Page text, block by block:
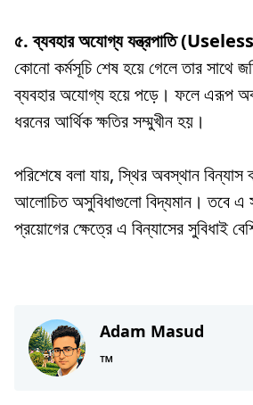
৫. ব্যবহার অযোগ্য যন্ত্রপাতি
কোনো কর্মসূচি শেষ হয়ে গেলে তার সাথে
ব্যবহার অযোগ্য হয়ে পড়ে। ফলে এরূপ
ধরনের আর্থিক ক্ষতির সম্মুখীন হয়।
পরিশেষে বলা যায়, স্থির অবস্থান বিন্যাস
আলোচিত অসুবিধাগুলো বিদ্যমান। তবে এ
প্রয়োগের ক্ষেত্রে এ বিন্যাসের সুবিধাই
Adam Masud
™